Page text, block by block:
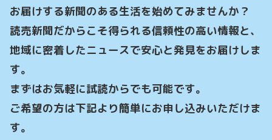
お届けする新聞のある生活を始めてみませんか？
読売新聞だからこそ得られる信頼性の高い情報と、
地域に密着したニュースで安心と発見をお届けしま
す。
まずはお気軽に試読からでも可能です。
ご希望の方は下記より簡単にお申し込みいただけま
す。